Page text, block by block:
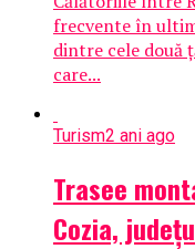
frecvente în
dintre cele două
care...
Turism2 ani ago
Trasee
Cozia,